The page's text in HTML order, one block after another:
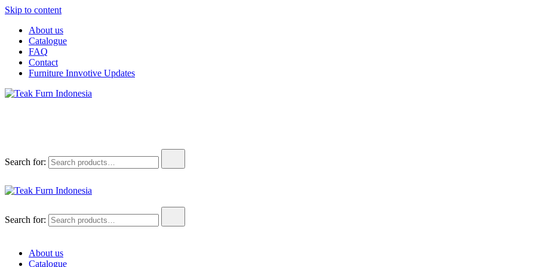
Skip to content
About us
Catalogue
FAQ
Contact
Furniture Innvotive Updates
Search for:
Search for:
About us
Catalogue